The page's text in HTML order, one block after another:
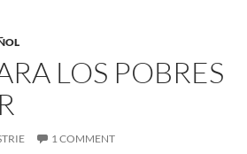
LOS POBRES
1 COMMENT